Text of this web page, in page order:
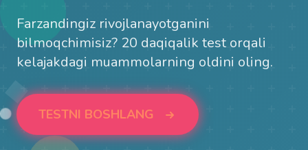
Farzandingiz rivojlanayotganini
bilmoqchimisiz? 20 daqiqalik test orqali
kelajakdagi muammolarning oldini oling.
TESTNI BOSHLANG